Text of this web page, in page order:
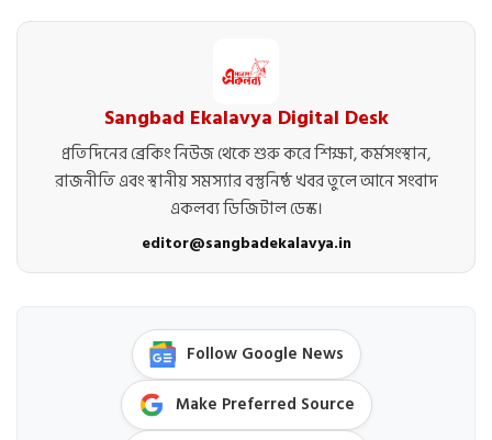
Sangbad Ekalavya Digital Desk
প্রতিদিনের ব্রেকিং নিউজ থেকে শুরু করে শিক্ষা, কর্মসংস্থান,
রাজনীতি এবং স্থানীয় সমস্যার বস্তুনিষ্ঠ খবর তুলে আনে সংবাদ
একলব্য ডিজিটাল ডেস্ক।
editor@sangbadekalavya.in
Follow Google News
Make Preferred Source